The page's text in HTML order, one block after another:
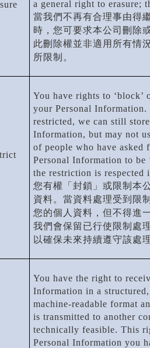
a general right to erasure;
當我們不再有合理事由得
時，您可要求本公司刪除
此刪除權並非適用所有情
所限制。
You have rights to ‘block’
your Personal Information.
restricted, we can still
Information, but may not
of people who have asked
Personal Information to be
the restriction is respected
您有權「封鎖」或限制本
資料。當資料處理受到限
您的個人資料，但不得進
我們會保留已行使限制處
以確保未來持續遵守該處
You have the right to
Information in a
machine-readable format
is transmitted to another
technically feasible. This
Personal Information you